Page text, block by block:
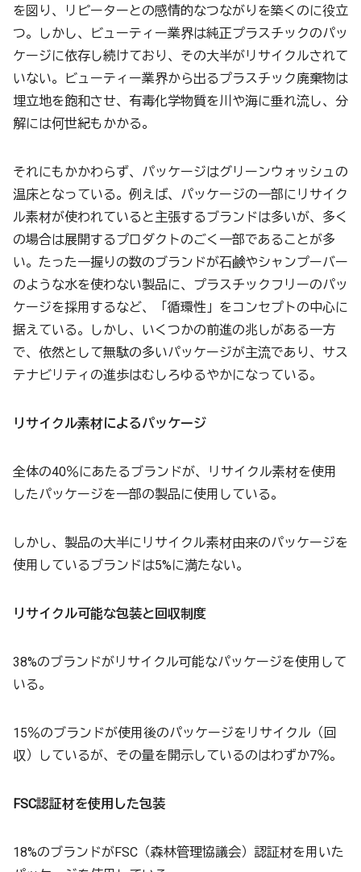
を図り、リピーターとの感情的なつながりを築くのに役立
つ。しかし、ビューティー業界は純正プラスチックのパッ
ケージに依存し続けており、その大半がリサイクルされて
いない。ビューティー業界から出るプラスチック廃棄物は
埋立地を飽和させ、有毒化学物質を川や海に垂れ流し、分
解には何世紀もかかる。
それにもかかわらず、パッケージはグリーンウォッシュの
温床となっている。例えば、パッケージの一部にリサイク
ル素材が使われていると主張するブランドは多いが、多く
の場合は展開するプロダクトのごく一部であることが多
い。たった一握りの数のブランドが石鹸やシャンプーバー
のような水を使わない製品に、プラスチックフリーのパッ
ケージを採用するなど、「循環性」をコンセプトの中心に
据えている。しかし、いくつかの前進の兆しがある一方
で、依然として無駄の多いパッケージが主流であり、サス
テナビリティの進歩はむしろゆるやかになっている。
リサイクル素材によるパッケージ
全体の40％にあたるブランドが、リサイクル素材を使用
したパッケージを一部の製品に使用している。
しかし、製品の大半にリサイクル素材由来のパッケージを
使用しているブランドは5%に満たない。
リサイクル可能な包装と回収制度
38%のブランドがリサイクル可能なパッケージを使用して
いる。
15％のブランドが使用後のパッケージをリサイクル（回
収）しているが、その量を開示しているのはわずか7％。
FSC認証材を使用した包装
18%のブランドがFSC（森林管理協議会）認証材を用いた